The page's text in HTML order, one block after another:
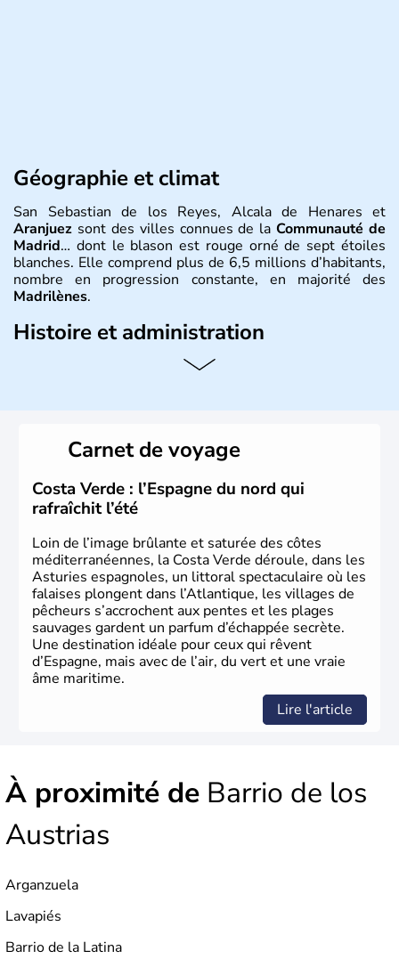
Géographie et climat
San Sebastian de los Reyes, Alcala de Henares et
Aranjuez sont des villes connues de la Communauté de
Madrid… dont le blason est rouge orné de sept étoiles
blanches. Elle comprend plus de 6,5 millions d’habitants,
nombre en progression constante, en majorité des
Madrilènes.
Histoire et administration
La communauté de Madrid
où les légions se reposaient en attente d'une rébellion.
Carnet de voyage
Costa Verde : l’Espagne du nord qui
rafraîchit l’été
Loin de l’image brûlante et saturée des côtes
méditerranéennes, la Costa Verde déroule, dans les
Asturies espagnoles, un littoral spectaculaire où les
falaises plongent dans l’Atlantique, les villages de
pêcheurs s’accrochent aux pentes et les plages
sauvages gardent un parfum d’échappée secrète.
Une destination idéale pour ceux qui rêvent
d’Espagne, mais avec de l’air, du vert et une vraie
âme maritime.
Lire l'article
À proximité de Barrio de los
Austrias
Arganzuela
Lavapiés
Barrio de la Latina